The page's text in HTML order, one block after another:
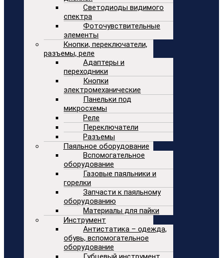
Светодиоды видимого
спектра
Фоточувствительные
элементы
Кнопки, переключатели,
разъемы, реле
Адаптеры и
переходники
Кнопки
электромеханические
Панельки под
микросхемы
Реле
Переключатели
Разъемы
Паяльное оборудование
Вспомогательное
оборудование
Газовые паяльники и
горелки
Запчасти к паяльному
оборудованию
Материалы для пайки
Инструмент
Антистатика – одежда,
обувь, вспомогательное
оборудование